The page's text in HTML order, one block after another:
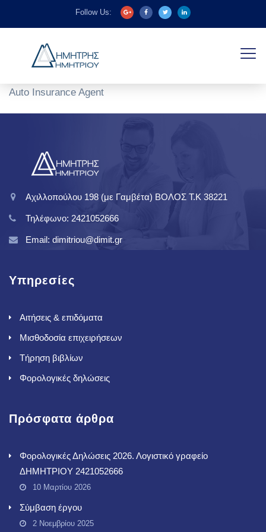
Follow Us:
Auto Insurance Agent
Αχιλλοπούλου 198 (με Γαμβέτα) ΒΟΛΟΣ T.K 38221
Τηλέφωνο: 2421052666
Email: dimitriou@dimit.gr
Υπηρεσίες
Αιτήσεις & επιδόματα
Μισθοδοσία επιχειρήσεων
Τήρηση βιβλίων
Φορολογικές δηλώσεις
Πρόσφατα άρθρα
Φορολογικές Δηλώσεις 2026. Λογιστικό γραφείο
ΔΗΜΗΤΡΙΟΥ 2421052666
10 Μαρτίου 2026
Σύμβαση έργου
2 Νοεμβρίου 2025